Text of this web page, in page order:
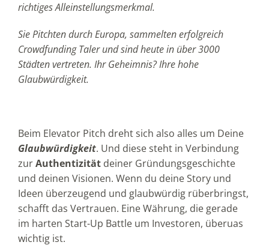
richtiges Alleinstellungsmerkmal.
Sie Pitchten durch Europa, sammelten erfolgreich
Crowdfunding Taler und sind heute in über 3000
Städten vertreten. Ihr Geheimnis? Ihre hohe
Glaubwürdigkeit.
Beim Elevator Pitch dreht sich also alles um Deine
Glaubwürdigkeit. Und diese steht in Verbindung
zurAuthentizität deiner Gründungsgeschichte
und deinen Visionen. Wenn du deine Story und
Ideen überzeugend und glaubwürdig rüberbringst,
schafft das Vertrauen. Eine Währung, die gerade
im harten Start-Up Battle um Investoren, überuas
wichtig ist.